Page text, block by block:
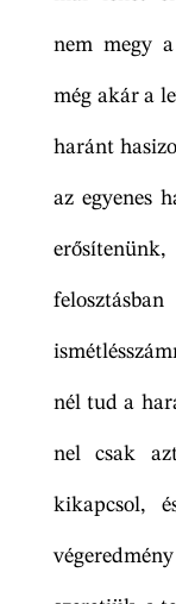
nem megy
még akár a
haránt
az egyenes
nél tud a
nel csak
kikapcsol,